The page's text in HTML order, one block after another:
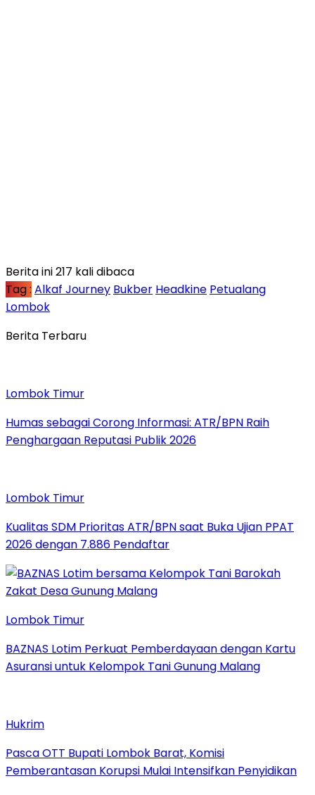
Berita ini 217 kali dibaca
Tag : Alkaf Journey Bukber Headkine Petualang
Lombok
Berita Terbaru
Lombok Timur
Humas sebagai Corong Informasi: ATR/BPN Raih
Penghargaan Reputasi Publik 2026
Lombok Timur
Kualitas SDM Prioritas ATR/BPN saat Buka Ujian PPAT
2026 dengan 7.886 Pendaftar
Lombok Timur
BAZNAS Lotim Perkuat Pemberdayaan dengan Kartu
Asuransi untuk Kelompok Tani Gunung Malang
Hukrim
Pasca OTT Bupati Lombok Barat, Komisi
Pemberantasan Korupsi Mulai Intensifkan Penyidikan